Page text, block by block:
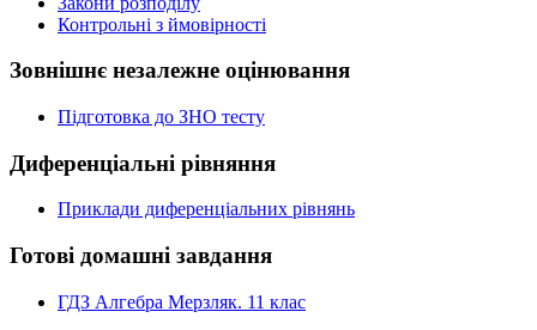
Контрольні з ймовірності
Зовнішнє незалежне оцінювання
Підготовка до ЗНО тесту
Диференціальні рівняння
Приклади диференціальних рівнянь
Готові домашні завдання
ГДЗ Алгебра Мерзляк. 11 клас